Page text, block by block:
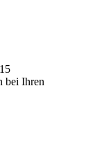
bei Ihren